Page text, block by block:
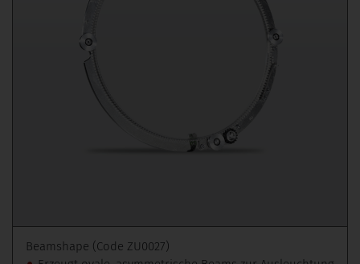
Beamshape (Code ZU0027)